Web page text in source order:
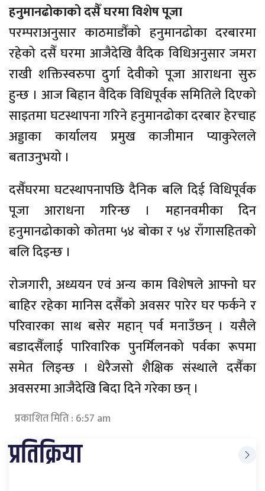
हनुमानढोकाको दसैँ घरमा विशेष पूजा
परम्पराअनुसार काठमाडौँको हनुमानढोका दरबारमा
रहेको दसैँ घरमा आजैदेखि वैदिक विधिअनुसार जमरा
राखी शक्तिस्वरुपा दुर्गा देवीको पूजा आराधना सुरु
हुन्छ । आज बिहान वैदिक विधिपूर्वक समितिले दिएको
साइतमा घटस्थापना गरिने हनुमानढोका दरबार हेरचाह
अड्डाका कार्यालय प्रमुख काजीमान प्याकुरेलले
बताउनुभयो ।
दसैँघरमा घटस्थापनापछि दैनिक बलि दिई विधिपूर्वक
पूजा आराधना गरिन्छ । महानवमीका दिन
हनुमानढोकाको कोतमा ५४ बोका र ५४ राँगासहितको
बलि दिइन्छ ।
रोजगारी, अध्ययन एवं अन्य काम विशेषले आफ्नो घर
बाहिर रहेका मानिस दसैँको अवसर पारेर घर फर्कने र
परिवारका साथ बसेर महान् पर्व मनाउँछन् । यसैले
बडादसैँलाई पारिवारिक पुनर्मिलनको पर्वका रूपमा
समेत लिइन्छ । धेरैजसो शैक्षिक संस्थाले दसैँका
अवसरमा आजैदेखि बिदा दिने गरेका छन् ।
प्रकाशित मिति : 6:57 am
प्रतिक्रिया